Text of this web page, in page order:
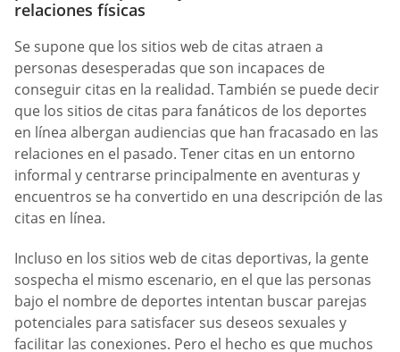
relaciones físicas
Se supone que los sitios web de citas atraen a
personas desesperadas que son incapaces de
conseguir citas en la realidad. También se puede decir
que los sitios de citas para fanáticos de los deportes
en línea albergan audiencias que han fracasado en las
relaciones en el pasado. Tener citas en un entorno
informal y centrarse principalmente en aventuras y
encuentros se ha convertido en una descripción de las
citas en línea.
Incluso en los sitios web de citas deportivas, la gente
sospecha el mismo escenario, en el que las personas
bajo el nombre de deportes intentan buscar parejas
potenciales para satisfacer sus deseos sexuales y
facilitar las conexiones. Pero el hecho es que muchos